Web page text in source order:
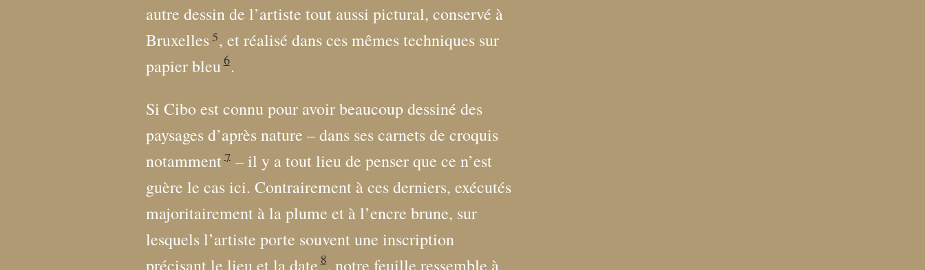
autre dessin de l’artiste tout aussi pictural, conservé à
Bruxelles 5, et réalisé dans ces mêmes techniques sur
papier bleu 6.
Si Cibo est connu pour avoir beaucoup dessiné des
paysages d’après nature – dans ses carnets de croquis
notamment 7 – il y a tout lieu de penser que ce n’est
guère le cas ici. Contrairement à ces derniers, exécutés
majoritairement à la plume et à l’encre brune, sur
lesquels l’artiste porte souvent une inscription
précisant le lieu et la date 8, notre feuille ressemble à